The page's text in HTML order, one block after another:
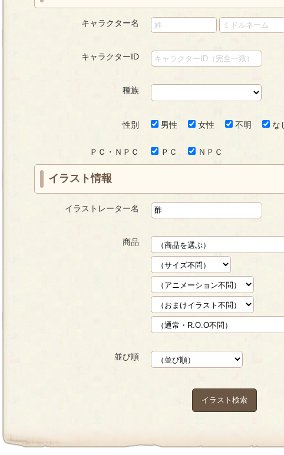
キャラクター名
キャラクターID
種族
性別 男性 女性 不明 な
ＰＣ・ＮＰＣ ＰＣ ＮＰＣ
イラスト情報
イラストレーター名
商品
並び順
イラスト検索